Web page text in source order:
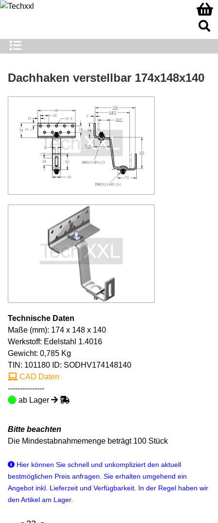
Dachhaken verstellbar 174x148x140
Technische Daten
Maße (mm): 174 x 148 x 140
Werkstoff: Edelstahl 1.4016
Gewicht: 0,785 Kg
TIN: 101180 ID: SODHV174148140
CAD Daten
---------------
ab Lager
Bitte beachten
Die Mindestabnahmemenge beträgt 100 Stück
Hier können Sie schnell und unkompliziert den aktuell
bestmöglichen Preis anfragen. Sie erhalten umgehend ein
Angebot inkl. Lieferzeit und Verfügbarkeit. In der Regel haben wir
den Artikel am Lager.